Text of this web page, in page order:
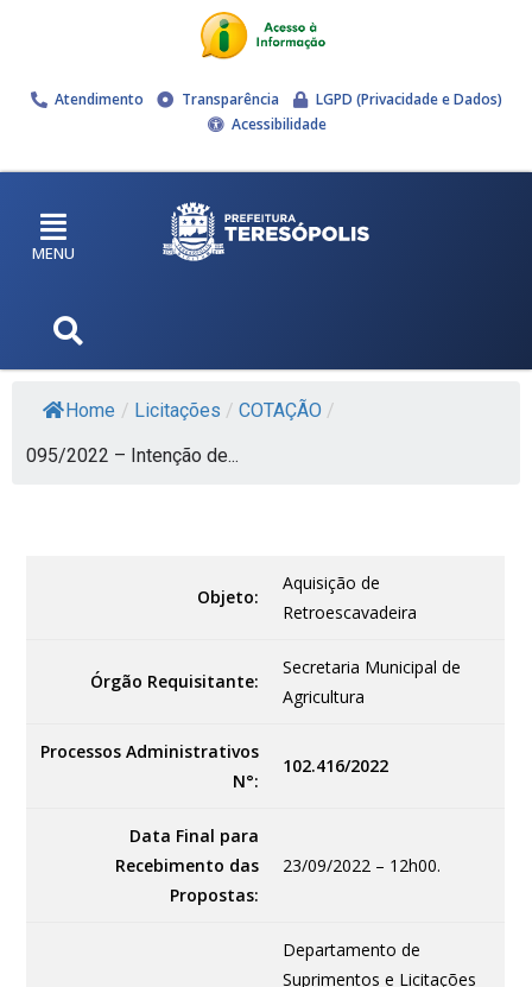
Atendimento Transparência
LGPD (Privacidade e Dados)
Acessibilidade
MENU
Home / Licitações / COTAÇÃO /
095/2022 – Intenção de...
Objeto:
Aquisição de
Retroescavadeira
Órgão Requisitante:
Secretaria Municipal de
Agricultura
Processos Administrativos
N°:
102.416/2022
Data Final para
Recebimento das
Propostas:
23/09/2022 – 12h00.
Departamento de
Suprimentos e Licitações